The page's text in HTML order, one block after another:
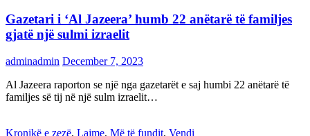
Gazetari i ‘Al Jazeera’ humb 22 anëtarë të familjes
gjatë një sulmi izraelit
adminadmin December 7, 2023
Al Jazeera raporton se një nga gazetarët e saj humbi 22 anëtarë të
familjes së tij në një sulm izraelit…
Kronikë e zezë, Lajme, Më të fundit, Vendi